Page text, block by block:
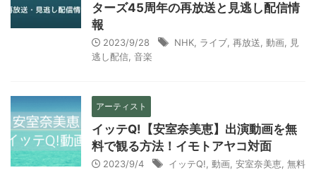
ターズ45周年の再放送と見逃し配信情
報
2023/9/28 NHK ライブ 再放送 動画
見
逃し配信 音楽
アーティスト
イッテQ!【安室奈美恵】出演動画を無
料で観る方法！イモトアヤコ対面
2023/9/4 イッテQ! 動画 安室奈美恵 無料